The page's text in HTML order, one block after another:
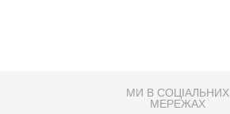
МИ В СОЦІАЛЬНИХ
МЕРЕЖАХ